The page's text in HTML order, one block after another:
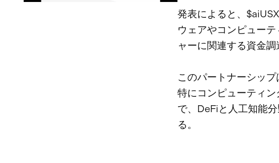
発表によると、
ウェアやコンピュー
ャーに関連する資金
このパートナーシッ
特にコンピューティ
で、DeFiと人工知能
る。